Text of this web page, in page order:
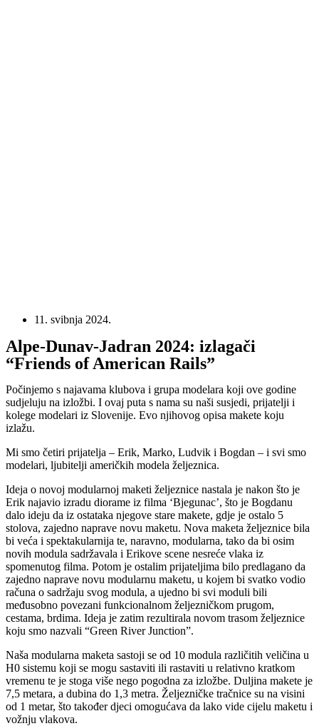
11. svibnja 2024.
Alpe-Dunav-Jadran 2024: izlagači
“Friends of American Rails”
Počinjemo s najavama klubova i grupa modelara koji ove godine
sudjeluju na izložbi. I ovaj puta s nama su naši susjedi, prijatelji i
kolege modelari iz Slovenije. Evo njihovog opisa makete koju
izlažu.
Mi smo četiri prijatelja – Erik, Marko, Ludvik i Bogdan – i svi smo
modelari, ljubitelji američkih modela željeznica.
Ideja o novoj modularnoj maketi željeznice nastala je nakon što je
Erik najavio izradu diorame iz filma ‘Bjegunac’, što je Bogdanu
dalo ideju da iz ostataka njegove stare makete, gdje je ostalo 5
stolova, zajedno naprave novu maketu. Nova maketa željeznice bila
bi veća i spektakularnija te, naravno, modularna, tako da bi osim
novih modula sadržavala i Erikove scene nesreće vlaka iz
spomenutog filma. Potom je ostalim prijateljima bilo predlagano da
zajedno naprave novu modularnu maketu, u kojem bi svatko vodio
računa o sadržaju svog modula, a ujedno bi svi moduli bili
međusobno povezani funkcionalnom željezničkom prugom,
cestama, brdima. Ideja je zatim rezultirala novom trasom željeznice
koju smo nazvali “Green River Junction”.
Naša modularna maketa sastoji se od 10 modula različitih veličina u
H0 sistemu koji se mogu sastaviti ili rastaviti u relativno kratkom
vremenu te je stoga više nego pogodna za izložbe. Duljina makete je
7,5 metara, a dubina do 1,3 metra. Željezničke tračnice su na visini
od 1 metar, što također djeci omogućava da lako vide cijelu maketu i
vožnju vlakova.